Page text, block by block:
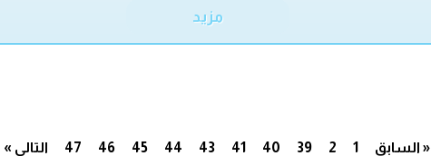
مزيد
« السابق 1
2
39
40
41
43
44
45
46
47 التالي »